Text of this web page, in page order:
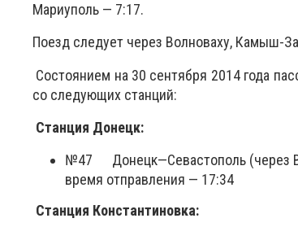
Мариуполь — 7:17.
Поезд следует через Волноваху, Камыш-
Состоянием на 30 сентября 2014 года
со следующих станций:
Станция Донецк:
№47 Донецк—Севастополь (через
время отправления — 17:34
Станция Константиновка: